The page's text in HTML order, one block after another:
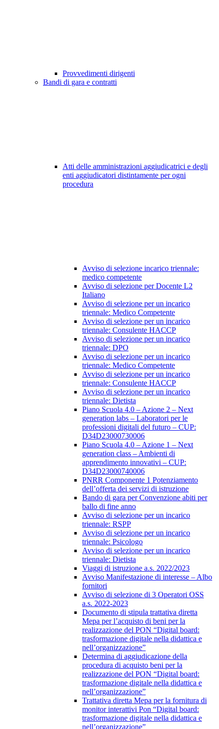
Provvedimenti dirigenti
Bandi di gara e contratti
Atti delle amministrazioni aggiudicatrici e degli
enti aggiudicatori distintamente per ogni
procedura
Avviso di selezione incarico triennale:
medico competente
Avviso di selezione per Docente L2
Italiano
Avviso di selezione per un incarico
triennale: Medico Competente
Avviso di selezione per un incarico
triennale: Consulente HACCP
Avviso di selezione per un incarico
triennale: DPO
Avviso di selezione per un incarico
triennale: Medico Competente
Avviso di selezione per un incarico
triennale: Consulente HACCP
Avviso di selezione per un incarico
triennale: Dietista
Piano Scuola 4.0 – Azione 2 – Next
generation labs – Laboratori per le
professioni digitali del futuro – CUP:
D34D23000730006
Piano Scuola 4.0 – Azione 1 – Next
generation class – Ambienti di
apprendimento innovativi – CUP:
D34D23000740006
PNRR Componente 1 Potenziamento
dell’offerta dei servizi di istruzione
Bando di gara per Convenzione abiti per
ballo di fine anno
Avviso di selezione per un incarico
triennale: RSPP
Avviso di selezione per un incarico
triennale: Psicologo
Avviso di selezione per un incarico
triennale: Dietista
Viaggi di istruzione a.s. 2022/2023
Avviso Manifestazione di interesse – Albo
fornitori
Avviso di selezione di 3 Operatori OSS
a.s. 2022-2023
Documento di stipula trattativa diretta
Mepa per l’acquisto di beni per la
realizzazione del PON “Digital board:
trasformazione digitale nella didattica e
nell’organizzazione”
Determina di aggiudicazione della
procedura di acquisto beni per la
realizzazione del PON “Digital board:
trasformazione digitale nella didattica e
nell’organizzazione”
Trattativa diretta Mepa per la fornitura di
monitor interattivi Pon “Digital board:
trasformazione digitale nella didattica e
nell’organizzazione”